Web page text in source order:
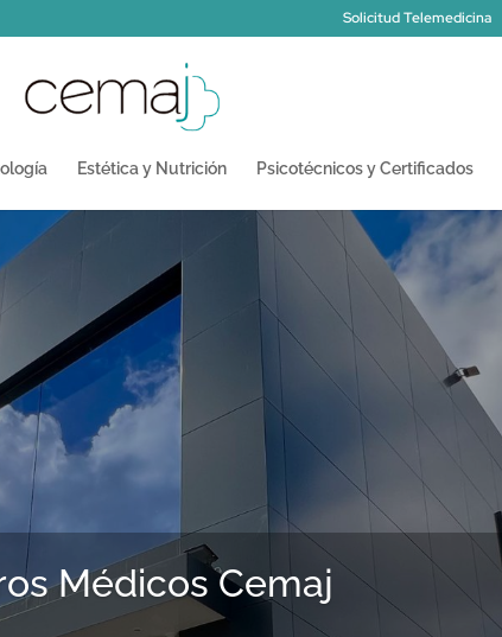
Solicitud Telemedicina
Estética y Nutrición Psicotécnicos y Certificados
Médicos Cemaj